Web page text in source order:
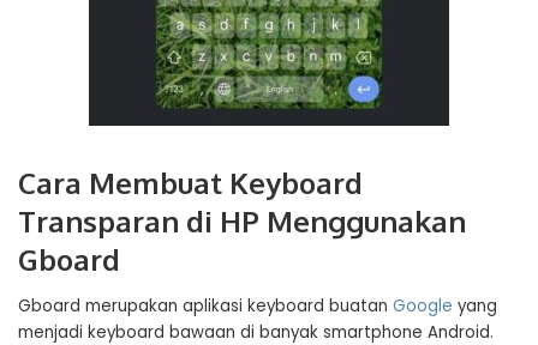
Cara Membuat Keyboard
Transparan di HP Menggunakan
Gboard
Gboard merupakan aplikasi keyboard buatan Google yang
menjadi keyboard bawaan di banyak smartphone Android.